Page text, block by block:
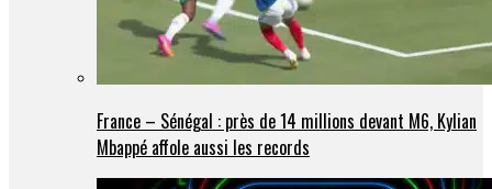
France – Sénégal : près de 14 millions devant M6, Kylian
Mbappé affole aussi les records